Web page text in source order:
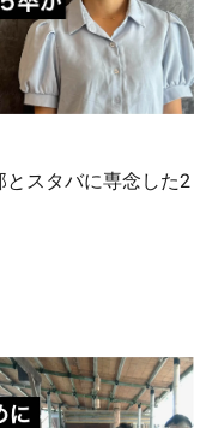
とスタバに専念した2